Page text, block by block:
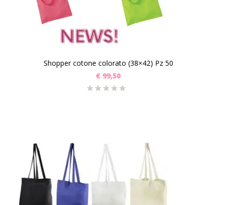
Shopper cotone colorato (38×42) Pz 50
€ 99,50